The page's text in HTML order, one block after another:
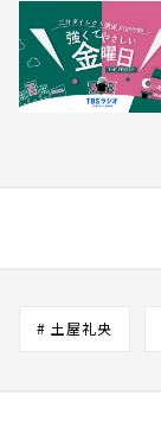
# 土屋礼央